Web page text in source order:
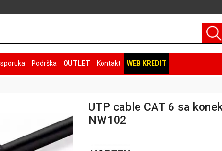
Isporuka Podrška OUTLET Kontakt WEB KREDIT
UTP cable CAT 6 sa
NW102